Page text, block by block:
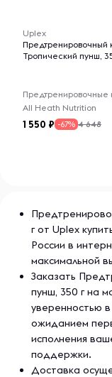
Uplex
Предтренировочный
Тропический пунш,
All Heath Nutrition
1 550 -67% 4 648
г от Uplex
России в
максимальной
Заказать
пунш, 350 г на
уверенностью
ожиданием
исполнения
поддержки.
Доставка